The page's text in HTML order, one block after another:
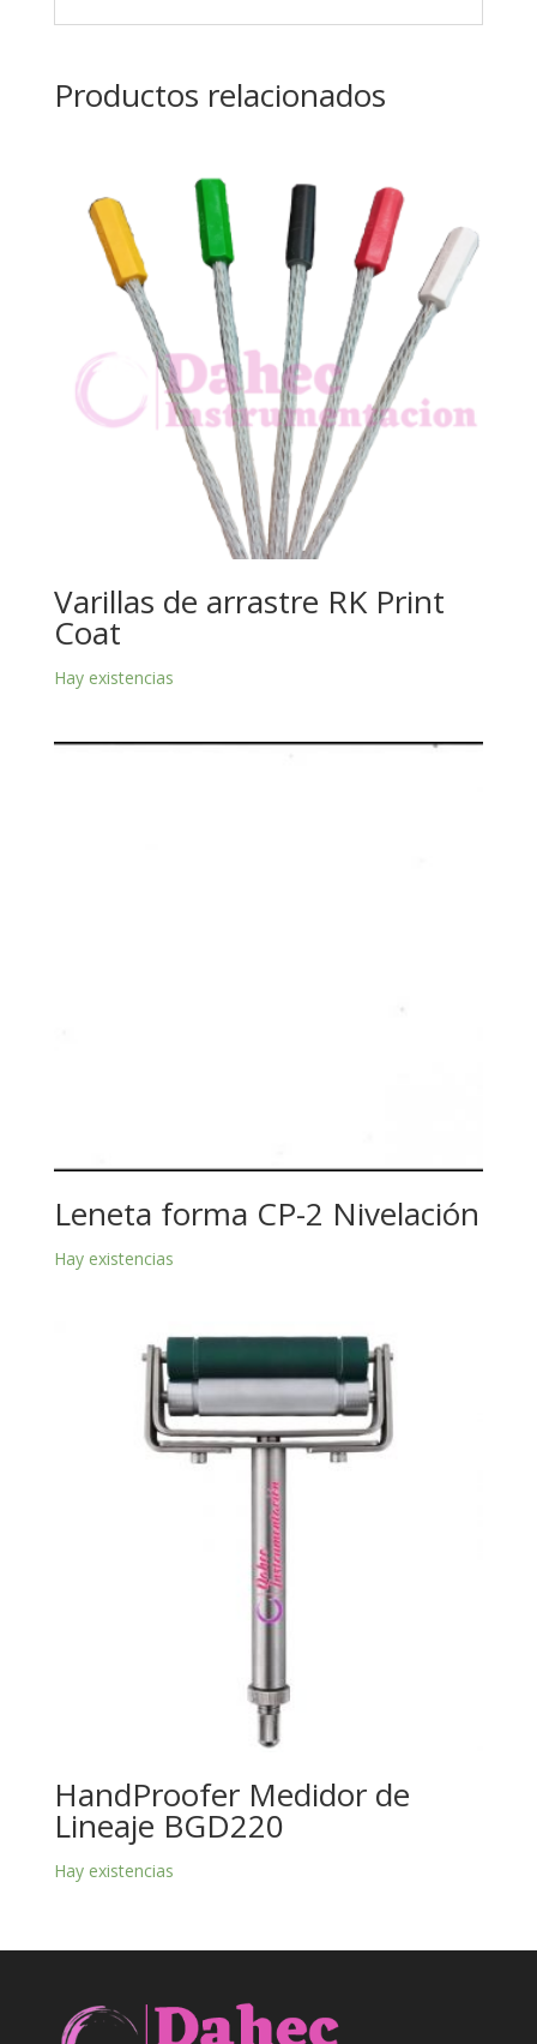
Productos relacionados
Varillas de arrastre RK Print
Coat
Hay existencias
Leneta forma CP-2 Nivelación
Hay existencias
HandProofer Medidor de
Lineaje BGD220
Hay existencias